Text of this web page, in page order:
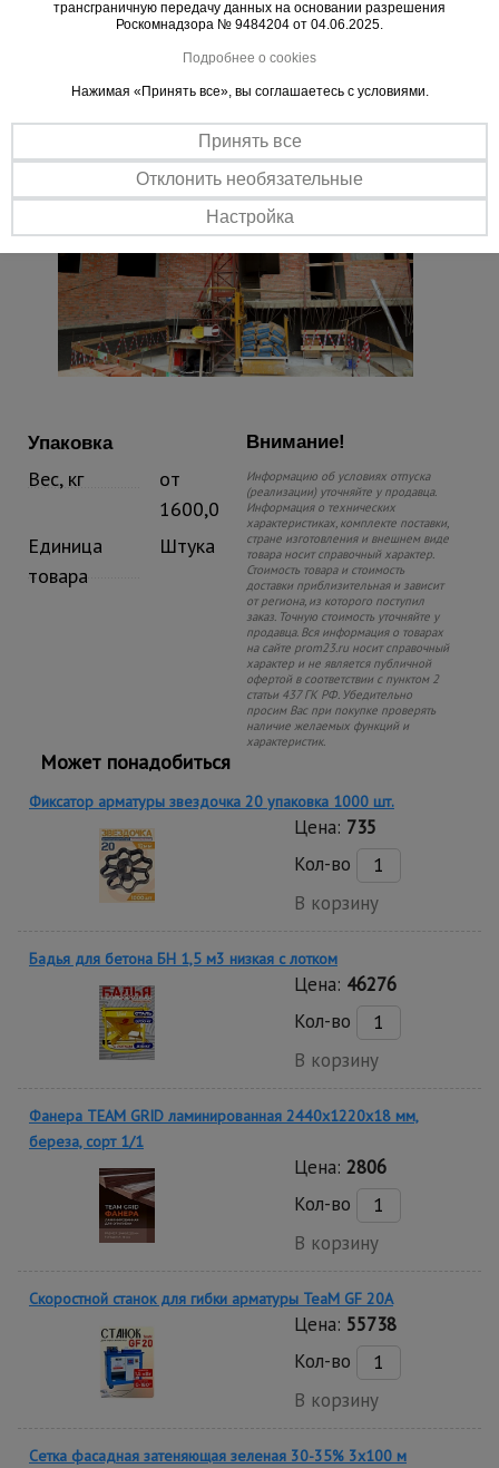
Важные преимущества –
эффективная работа
Упаковка
Вес, кг
от
1600,0
Единица
товара
Штука
Внимание!
Информацию об условиях отпуска
(реализации) уточняйте у продавца.
Информация о технических
характеристиках, комплекте поставки,
стране изготовления и внешнем виде
товара носит справочный характер.
Стоимость товара и стоимость
доставки приблизительная и зависит
от региона, из которого поступил
заказ. Точную стоимость уточняйте у
продавца. Вся информация о товарах
на сайте prom23.ru носит справочный
характер и не является публичной
офертой в соответствии с пунктом 2
статьи 437 ГК РФ. Убедительно
просим Вас при покупке проверять
наличие желаемых функций и
характеристик.
Может понадобиться
Фиксатор арматуры звездочка 20 упаковка 1000 шт.
Цена: 735
Кол-во
В корзину
Бадья для бетона БН 1,5 м3 низкая с лотком
Цена: 46276
Кол-во
В корзину
Фанера TEAM GRID ламинированная 2440х1220х18 мм,
береза, сорт 1/1
Цена: 2806
Кол-во
В корзину
Скоростной станок для гибки арматуры ТеаМ GF 20A
Цена: 55738
Кол-во
В корзину
Сетка фасадная затеняющая зеленая 30-35% 3х100 м
трансграничную передачу данных на основании разрешения
Роскомнадзора № 9484204 от 04.06.2025.
Подробнее о cookies
Нажимая «Принять все», вы соглашаетесь с условиями.
Принять все
Отклонить необязательные
Настройка